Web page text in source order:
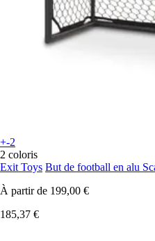
+-2
2 coloris
Exit Toys But de football en alu
À partir de 199,00 €
185,37 €